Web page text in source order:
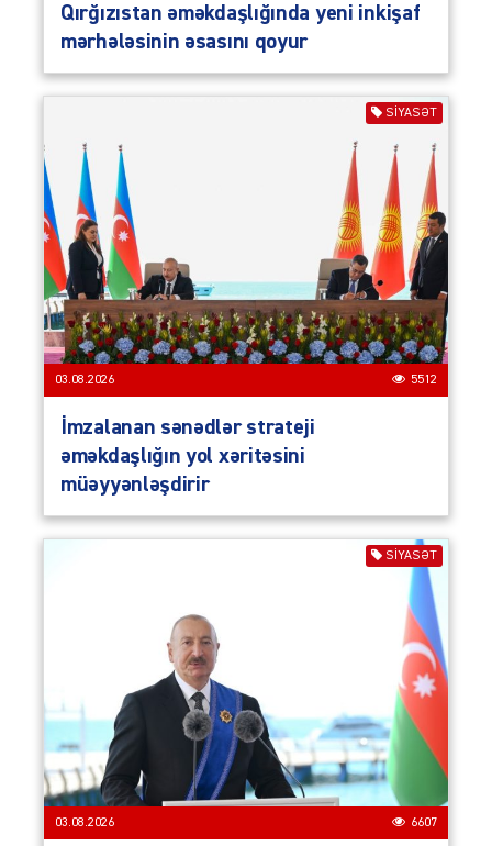
Qırğızıstan əməkdaşlığında yeni inkişaf
mərhələsinin əsasını qoyur
SIYASƏT
03.08.2026 5512
İmzalanan sənədlər strateji
əməkdaşlığın yol xəritəsini
müəyyənləşdirir
SIYASƏT
03.08.2026 6607